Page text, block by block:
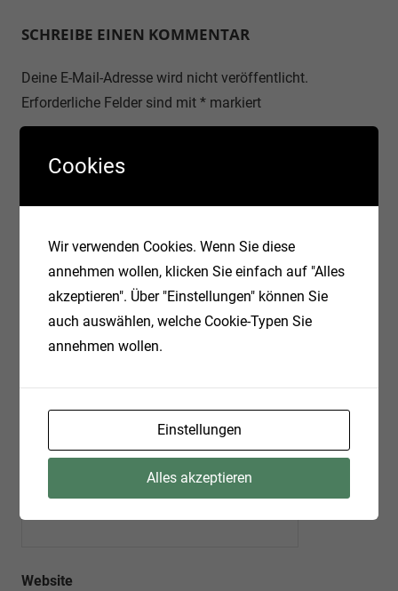
SCHREIBE EINEN KOMMENTAR
Deine E-Mail-Adresse wird nicht veröffentlicht.
Erforderliche Felder sind mit * markiert
Name
E-Mail-Adresse
Website
Cookies
Wir verwenden Cookies. Wenn Sie diese
annehmen wollen, klicken Sie einfach auf "Alles
akzeptieren". Über "Einstellungen" können Sie
auch auswählen, welche Cookie-Typen Sie
annehmen wollen.
Einstellungen
Alles akzeptieren